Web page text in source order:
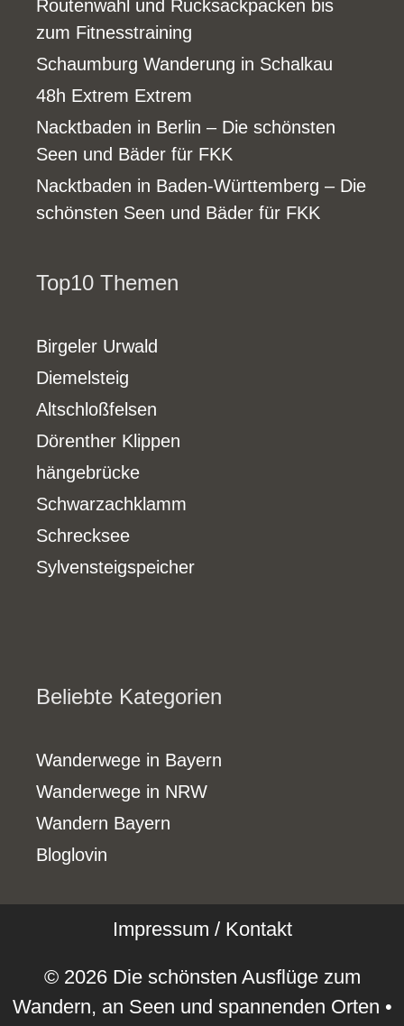
Routenwahl und Rucksackpacken bis
zum Fitnesstraining
Schaumburg Wanderung in Schalkau
48h Extrem Extrem
Nacktbaden in Berlin – Die schönsten
Seen und Bäder für FKK
Nacktbaden in Baden-Württemberg – Die
schönsten Seen und Bäder für FKK
Top10 Themen
Birgeler Urwald
Diemelsteig
Altschloßfelsen
Dörenther Klippen
hängebrücke
Schwarzachklamm
Schrecksee
Sylvensteigspeicher
Beliebte Kategorien
Wanderwege in Bayern
Wanderwege in NRW
Wandern Bayern
Bloglovin
Impressum / Kontakt
© 2026 Die schönsten Ausflüge zum
Wandern, an Seen und spannenden Orten •